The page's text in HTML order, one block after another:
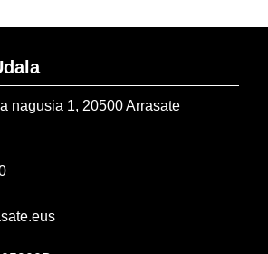
nagusia 1, 20500 Arrasate